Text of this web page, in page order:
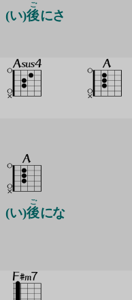
(い)後
ご
にさ
(い)後
ご
にな